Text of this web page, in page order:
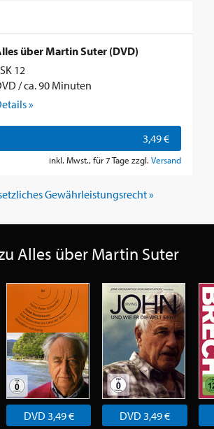
über Martin Suter (DVD)
12
/ ca. 90 Minuten
»
3,49 €
inkl. Mwst., für 7 Tage zzgl. Versand
Gewährleistungsrecht »
Alles über Martin Suter
DVD 3,49 €
DVD 3,49 €